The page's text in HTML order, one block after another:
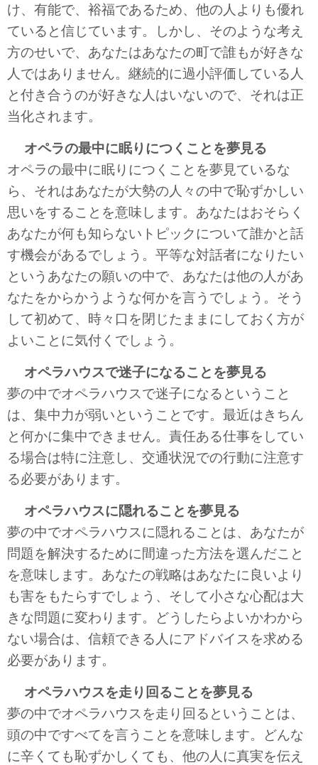
け、有能で、裕福であるため、他の人よりも優れ
ていると信じています。しかし、そのような考え
方のせいで、あなたはあなたの町で誰もが好きな
人ではありません。継続的に過小評価している人
と付き合うのが好きな人はいないので、それは正
当化されます。
オペラの最中に眠りにつくことを夢見る
オペラの最中に眠りにつくことを夢見ているな
ら、それはあなたが大勢の人々の中で恥ずかしい
思いをすることを意味します。あなたはおそらく
あなたが何も知らないトピックについて誰かと話
す機会があるでしょう。平等な対話者になりたい
というあなたの願いの中で、あなたは他の人があ
なたをからかうような何かを言うでしょう。そう
して初めて、時々口を閉じたままにしておく方が
よいことに気付くでしょう。
オペラハウスで迷子になることを夢見る
夢の中でオペラハウスで迷子になるということ
は、集中力が弱いということです。最近はきちん
と何かに集中できません。責任ある仕事をしてい
る場合は特に注意し、交通状況での行動に注意す
る必要があります。
オペラハウスに隠れることを夢見る
夢の中でオペラハウスに隠れることは、あなたが
問題を解決するために間違った方法を選んだこと
を意味します。あなたの戦略はあなたに良いより
も害をもたらすでしょう、そして小さな心配は大
きな問題に変わります。どうしたらよいかわから
ない場合は、信頼できる人にアドバイスを求める
必要があります。
オペラハウスを走り回ることを夢見る
夢の中でオペラハウスを走り回るということは、
頭の中ですべてを言うことを意味します。どんな
に辛くても恥ずかしくても、他の人に真実を伝え